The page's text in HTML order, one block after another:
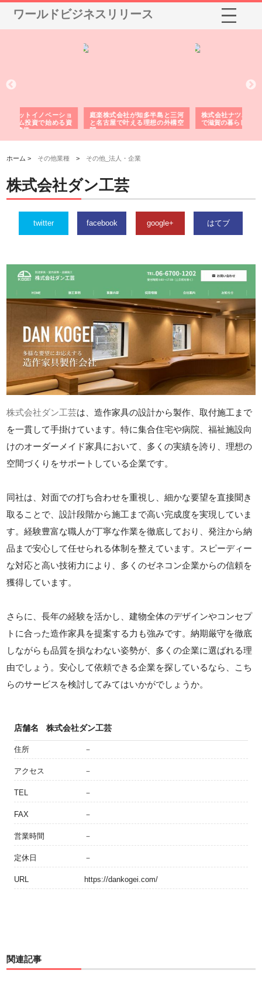
ワールドビジネスリリース
庭楽株式会社が知多半島と三河
と名古屋で叶える理想の外構空
間
株式会社ナツハラが建設と鋲螺
で滋賀の暮らしを支える理由
ホーム > その他業種 > その他_法人・企業
株式会社ダン工芸
twitter facebook google+ はてブ
株式会社ダン工芸は、造作家具の設計から製作、取付施工まで
を一貫して手掛けています。特に集合住宅や病院、福祉施設向
けのオーダーメイド家具において、多くの実績を誇り、理想の
空間づくりをサポートしている企業です。
同社は、対面での打ち合わせを重視し、細かな要望を直接聞き
取ることで、設計段階から施工まで高い完成度を実現していま
す。経験豊富な職人が丁寧な作業を徹底しており、発注から納
品まで安心して任せられる体制を整えています。スピーディー
な対応と高い技術力により、多くのゼネコン企業からの信頼を
獲得しています。
さらに、長年の経験を活かし、建物全体のデザインやコンセプ
トに合った造作家具を提案する力も強みです。納期厳守を徹底
しながらも品質を損なわない姿勢が、多くの企業に選ばれる理
由でしょう。安心して依頼できる企業を探しているなら、こち
らのサービスを検討してみてはいかがでしょうか。
店舗名 株式会社ダン工芸
住所 －
アクセス －
TEL －
FAX －
営業時間 －
定休日 －
URL https://dankogei.com/
関連記事